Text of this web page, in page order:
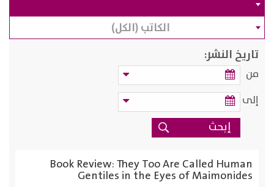
الكاتب (الكل)
تاريخ النشر:
من
إلى
Book Review: They Too Are Called Human
Gentiles in the Eyes of Maimonides